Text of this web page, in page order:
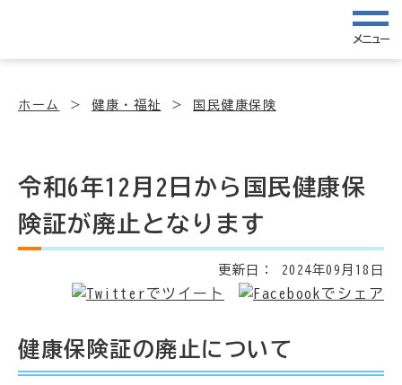
メニュー
ホーム 健康・福祉 国民健康保険
令和6年12月2日から国民健康保
険証が廃止となります
更新日： 2024年09月18日
健康保険証の廃止について